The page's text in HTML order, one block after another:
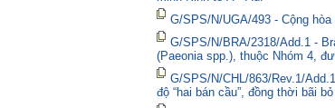
G/SPS/N/UGA/493 - Cộng
G/SPS/N/BRA/2318/Add.1 -
(Paeonia spp.), thuộc Nhóm 4,
G/SPS/N/CHL/863/Rev.1/
độ “hai bán cầu”, đồng thời bãi